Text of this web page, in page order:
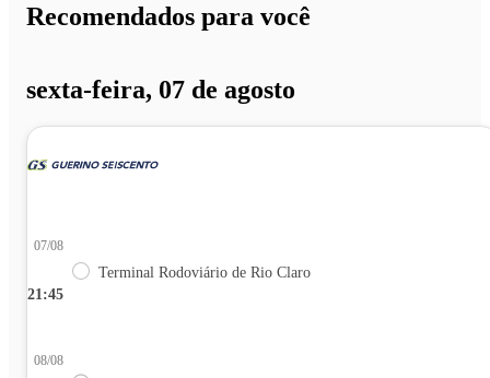
Recomendados para você
sexta-feira, 07 de agosto
21:45
07/08
Terminal Rodoviário de Rio Claro
08/08